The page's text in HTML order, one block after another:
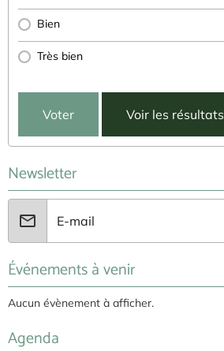
Bien
Très bien
Voter Voir les résultats
Newsletter
Événements à venir
Aucun évènement à afficher.
Agenda